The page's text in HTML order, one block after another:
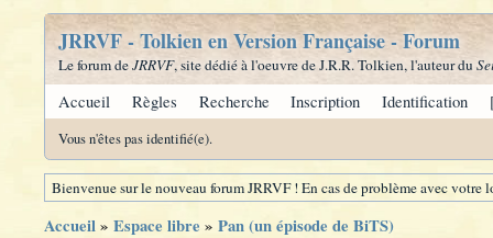
JRRVF - Tolkien en Version Française - Forum
Le forum deJRRVF, site dédié à l'oeuvre de J.R.R. Tolkien, l'auteur du
Accueil Règles Recherche Inscription Identification
Vous n'êtes pas identifié(e).
Bienvenue sur le nouveau forum JRRVF ! En cas de problème avec
Accueil» Espace libre » Pan (un épisode de BiTS)